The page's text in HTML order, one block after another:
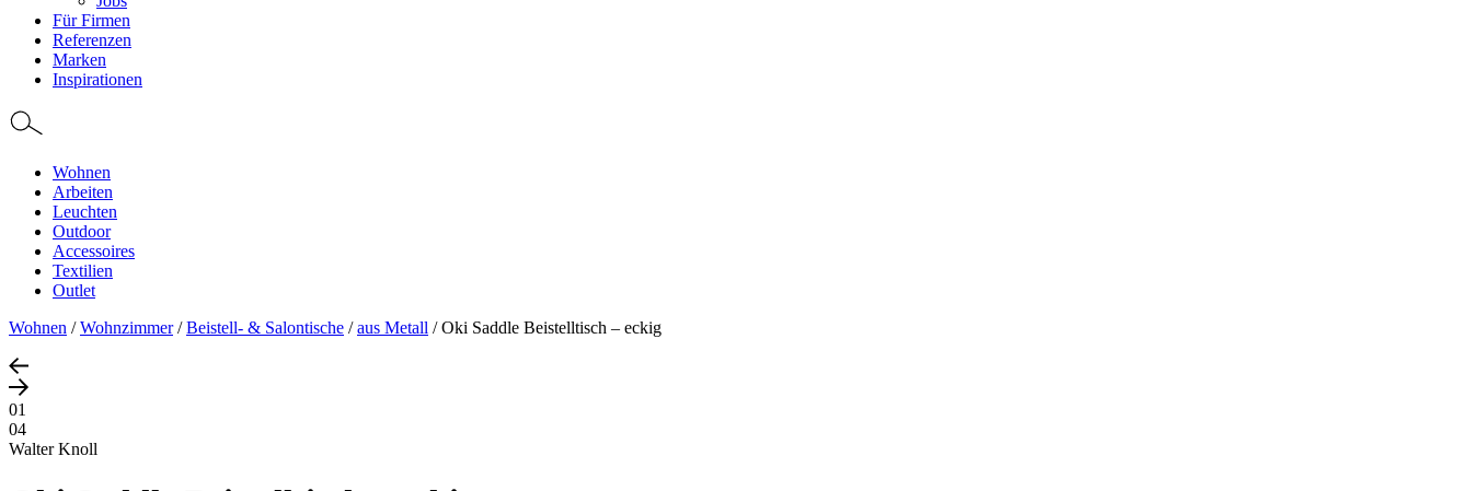
Für Firmen
Referenzen
Marken
Inspirationen
Wohnen
Arbeiten
Leuchten
Outdoor
Accessoires
Textilien
Outlet
Wohnen /Wohnzimmer/Beistell- & Salontische /aus Metall /Oki Saddle Beistelltisch – eckig
01
04
Walter Knoll